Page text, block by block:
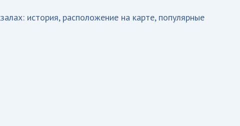
история, расположение на карте, популярные